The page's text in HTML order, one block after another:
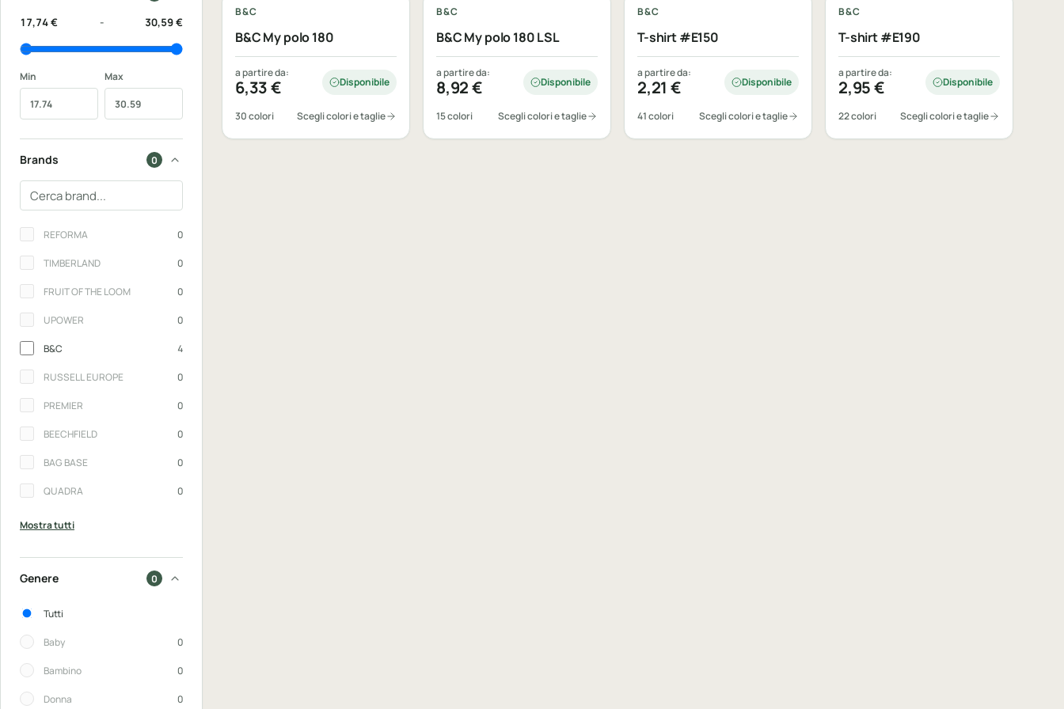
17,74 € - 30,59 €
Min Max
Brands 0
Cerca un brand
BrandsREFORMA 0
TIMBERLAND 0
FRUIT OF THE LOOM 0
UPOWER 0
B&C 4
RUSSELL EUROPE 0
PREMIER 0
BEECHFIELD 0
BAG BASE 0
QUADRA 0
Mostra tutti
Genere 0
Genere
Tutti
Baby 0
Bambino 0
Donna 0
B&C
B&C My polo 180
a partire da:
6,33€ Disponibile
30 colori Scegli colori e taglie
B&C
B&C My polo 180 LSL
a partire da:
8,92€ Disponibile
15 colori Scegli colori e taglie
B&C
T-shirt #E150
a partire da:
2,21 € Disponibile
41 colori Scegli colori e taglie
B&C
T-shirt #E190
a partire da:
2,95€ Disponibile
22 colori Scegli colori e taglie